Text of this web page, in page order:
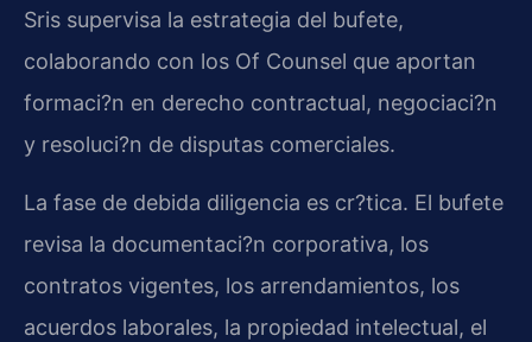
Sris supervisa la estrategia del bufete,
colaborando con los Of Counsel que aportan
formaci?n en derecho contractual, negociaci?n
y resoluci?n de disputas comerciales.
La fase de debida diligencia es cr?tica. El bufete
revisa la documentaci?n corporativa, los
contratos vigentes, los arrendamientos, los
acuerdos laborales, la propiedad intelectual, el